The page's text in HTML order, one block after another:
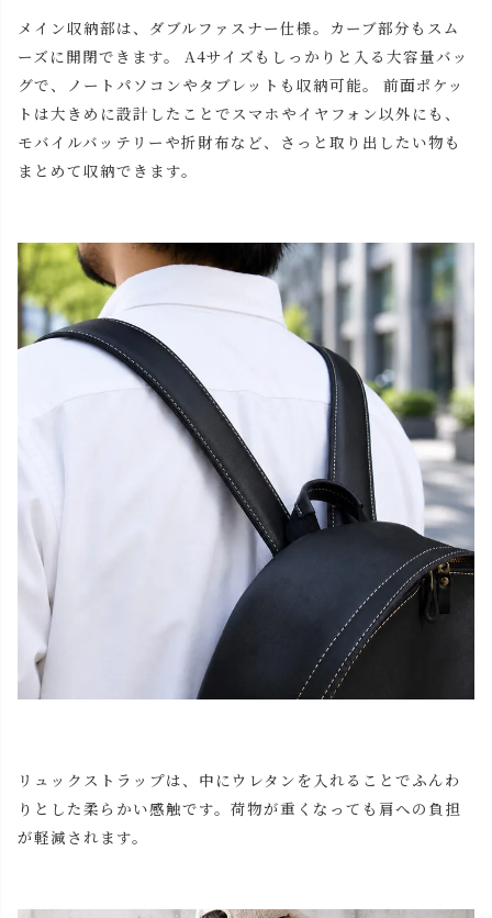
メイン収納部は、ダブルファスナー仕様。カーブ部分もスム
ーズに開閉できます。 A4サイズもしっかりと入る大容量バッ
グで、ノートパソコンやタブレットも収納可能。 前面ポケッ
トは大きめに設計したことでスマホやイヤフォン以外にも、
モバイルバッテリーや折財布など、さっと取り出したい物も
まとめて収納できます。
リュックストラップは、中にウレタンを入れることでふんわ
りとした柔らかい感触です。荷物が重くなっても肩への負担
が軽減されます。